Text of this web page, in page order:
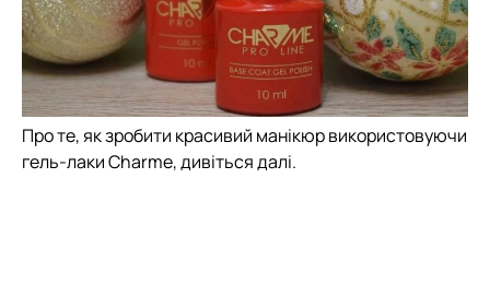
Про те, як зробити красивий манікюр використовуючи
гель-лаки Charme, дивіться далі.